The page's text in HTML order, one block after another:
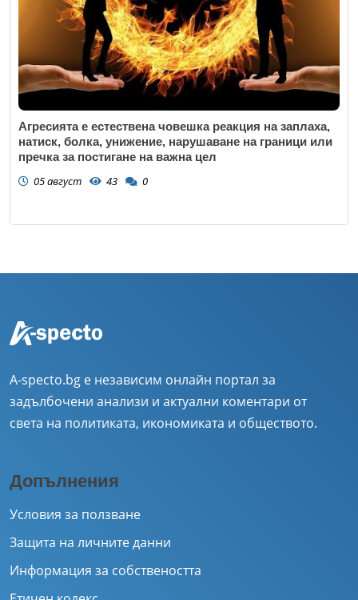
Агресията е естествена човешка реакция на заплаха,
натиск, болка, унижение, нарушаване на граници или
пречка за постигане на важна цел
05 август 43 0
A-specto.bg е независим онлайн портал за
задълбочени анализи и актуални коментари от
света на политиката, икономиката и обществото.
Допълнения
Условия за ползване
Защита на личните данни
Информация за собствеността